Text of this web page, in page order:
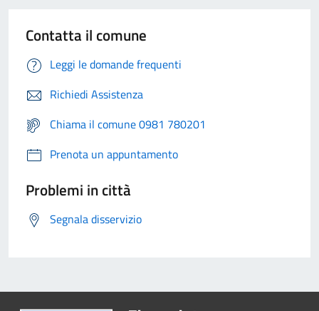
Contatta il comune
Leggi le domande frequenti
Richiedi Assistenza
Chiama il comune 0981 780201
Prenota un appuntamento
Problemi in città
Segnala disservizio